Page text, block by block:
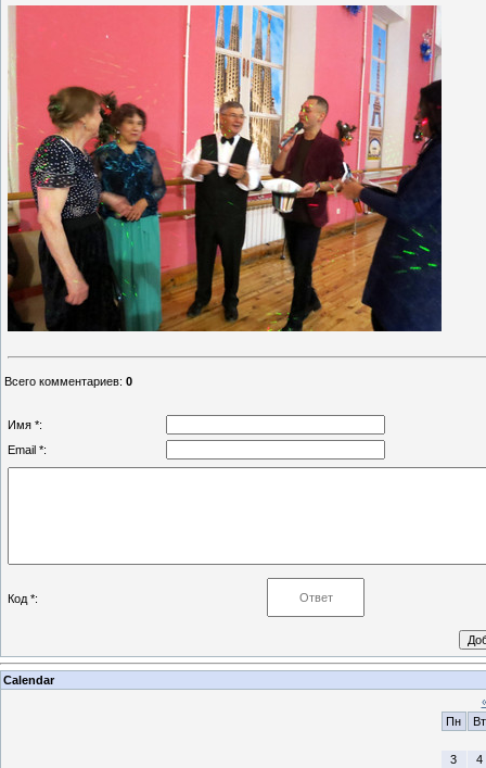
Всего комментариев: 0
Имя *:
Email *:
Код *:
Calendar
Пн
Вт
3
4